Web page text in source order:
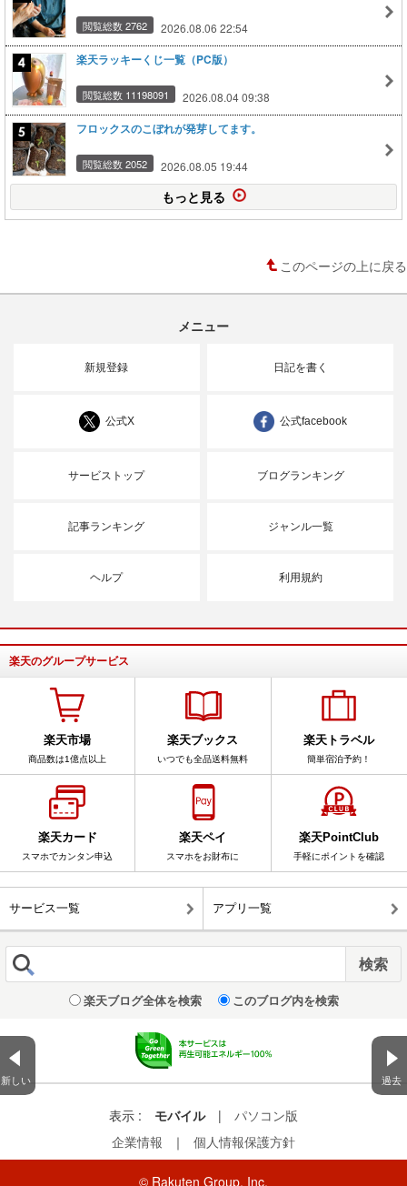
新しい 過去
閲覧総数 2762 2026.08.06 22:54
楽天ラッキーくじ一覧（PC版）
閲覧総数 11198091 2026.08.04 09:38
フロックスのこぼれが発芽してます。
閲覧総数 2052 2026.08.05 19:44
もっと見る
このページの上に戻る
メニュー
新規登録 日記を書く
公式X 公式facebook
サービストップ ブログランキング
記事ランキング ジャンル一覧
ヘルプ 利用規約
楽天のグループサービス
楽天市場
商品数は1億点以上
楽天ブックス
いつでも全品送料無料
楽天トラベル
簡単宿泊予約！
楽天カード
スマホでカンタン申込
楽天ペイ
スマホをお財布に
楽天PointClub
手軽にポイントを確認
サービス一覧 アプリ一覧
楽天ブログ全体を検索 このブログ内を検索
表示 : モバイル |
パソコン版
企業情報
｜ 個人情報保護方針
© Rakuten Group, Inc.